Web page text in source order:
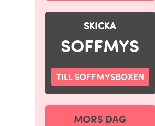
SKICKA
SOFFMYS
TILL SOFFMYSBOXEN
MORS DAG